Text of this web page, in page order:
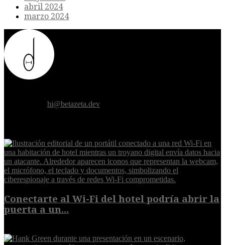
abril 2024
marzo 2024
hi@betazeta.dev
Conectarte al Wi-Fi del hotel podría abrir la
puerta a un...